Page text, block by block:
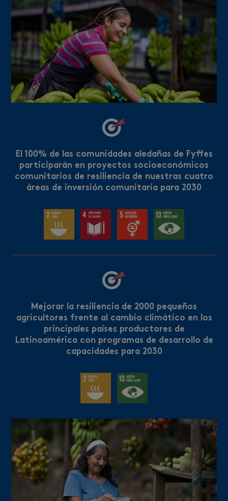
El 100% de las comunidades aledañas de Fyffes
participarán en proyectos socioeconómicos
comunitarios de resiliencia de nuestras cuatro
áreas de inversión comunitaria para 2030
Mejorar la resiliencia de 2000 pequeños
agricultores frente al cambio climático en los
principales países productores de
Latinoamérica con programas de desarrollo de
capacidades para 2030